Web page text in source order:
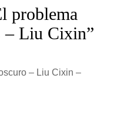
problema
– Liu Cixin”
– Liu Cixin –